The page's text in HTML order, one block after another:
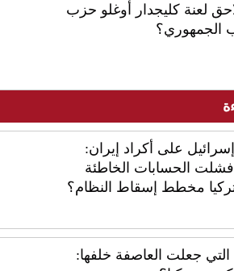
لعنة كليجدار أوغلو حزب
الجمهوري؟
على أكراد إيران:
الحسابات الخاطئة
مخطط إسقاط النظام؟
التي جعلت العاصفة خلفها: